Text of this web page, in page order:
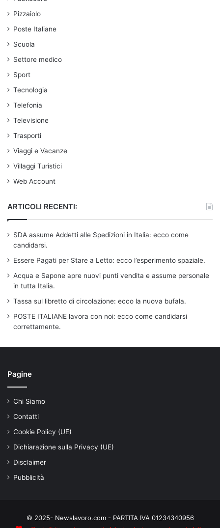
Pizzaiolo
Poste Italiane
Scuola
Settore medico
Sport
Tecnologia
Telefonia
Televisione
Trasporti
Viaggi e Vacanze
Villaggi Turistici
Web Account
ARTICOLI RECENTI:
SDA assume Addetti alle Spedizioni in Italia: ecco come
candidarsi.
Essere Pagati per Stare a Letto: ecco l’esperimento spaziale.
Acqua e Sapone apre nuovi punti vendita e assume personale
in tutta Italia.
Tassa sul libretto di circolazione: ecco la nuova bufala.
POSTE ITALIANE lavora con noi: ecco come candidarsi
correttamente.
Pagine
Chi Siamo
Contatti
Cookie Policy (UE)
Dichiarazione sulla Privacy (UE)
Disclaimer
Pubblicità
© 2025- Newslavoro.com - PARTITA IVA 01234340956